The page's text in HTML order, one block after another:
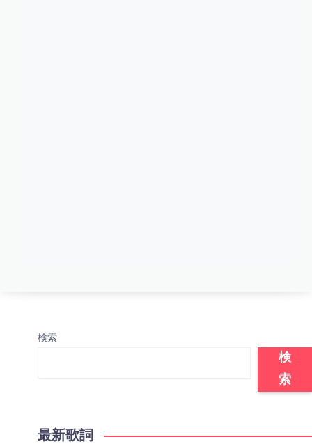
検索
検
索
最新歌詞